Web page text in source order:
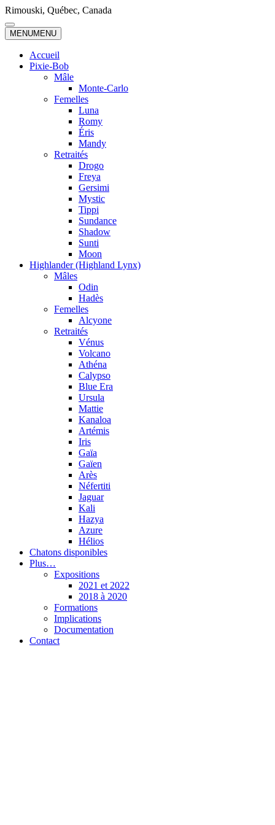
Skip
to
content
Rimouski, Québec, Canada
MENUMENU
Accueil
Pixie-Bob
Mâle
Monte-Carlo
Femelles
Luna
Romy
Éris
Mandy
Retraités
Drogo
Freya
Gersimi
Mystic
Tippi
Sundance
Shadow
Sunti
Moon
Highlander (Highland Lynx)
Mâles
Odin
Hadès
Femelles
Alcyone
Retraités
Vénus
Volcano
Athéna
Calypso
Blue Era
Ursula
Mattie
Kanaloa
Artémis
Iris
Gaïa
Gaïen
Arès
Néfertiti
Jaguar
Kali
Hazya
Azure
Hélios
Chatons disponibles
Plus…
Expositions
2021 et 2022
2018 à 2020
Formations
Implications
Documentation
Contact